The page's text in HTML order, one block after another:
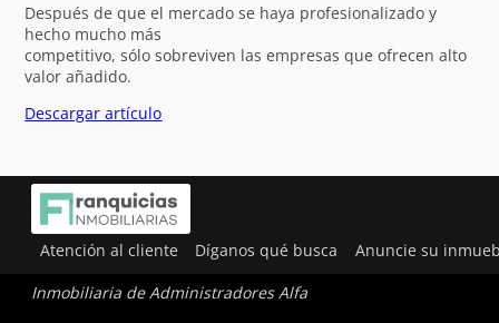
Después de que el mercado se haya profesionalizado y
hecho mucho más
competitivo, sólo sobreviven las empresas que ofrecen alto
valor añadido.
Descargar artículo
Atención al cliente Díganos qué busca Anuncie su
Inmobiliaria de Administradores Alfa